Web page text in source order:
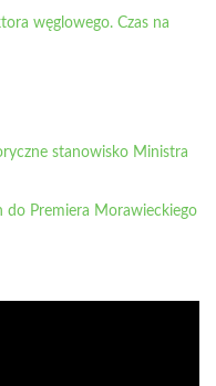
węglowego. Czas na
stanowisko Ministra
do Premiera Morawieckiego